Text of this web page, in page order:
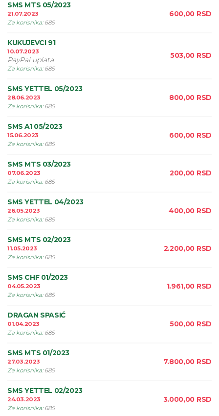
SMS MTS 05/2023
21.07.2023
Za korisnika: 685
600,00 RSD
KUKUJEVCI 91
10.07.2023
PayPal uplata
Za korisnika: 685
503,00 RSD
SMS YETTEL 05/2023
28.06.2023
Za korisnika: 685
800,00 RSD
SMS A1 05/2023
15.06.2023
Za korisnika: 685
600,00 RSD
SMS MTS 03/2023
07.06.2023
Za korisnika: 685
200,00 RSD
SMS YETTEL 04/2023
26.05.2023
Za korisnika: 685
400,00 RSD
SMS MTS 02/2023
11.05.2023
Za korisnika: 685
2.200,00 RSD
SMS CHF 01/2023
04.05.2023
Za korisnika: 685
1.961,00 RSD
DRAGAN SPASIĆ
01.04.2023
Za korisnika: 685
500,00 RSD
SMS MTS 01/2023
27.03.2023
Za korisnika: 685
7.800,00 RSD
SMS YETTEL 02/2023
24.03.2023
Za korisnika: 685
3.000,00 RSD